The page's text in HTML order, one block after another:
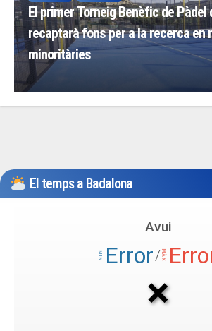
El primer Torneig Benèfic de Pàdel
recaptarà fons per a la recerca en
minoritàries
El temps a Badalona